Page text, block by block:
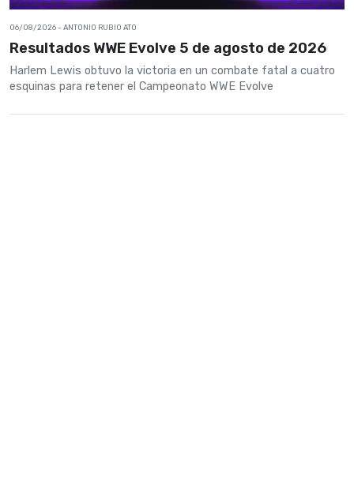
06/08/2026- ANTONIO RUBIO ATO
Resultados WWE Evolve 5 de agosto de 2026
Harlem Lewis obtuvo la victoria en un combate fatal a cuatro
esquinas para retener el Campeonato WWE Evolve